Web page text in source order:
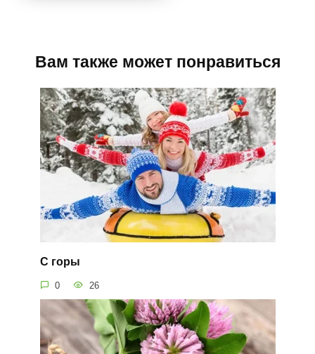
Вам также может понравиться
С горы
0 26